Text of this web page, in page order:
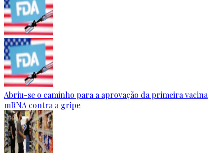
Abriu-se o caminho para a aprovação da primeira vacina
mRNA contra a gripe